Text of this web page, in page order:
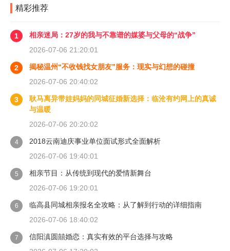
精彩推荐
1
相亲迷局：27岁的我与不靠谱的媒婆与父母的“战争”
2026-07-06 21:20:01
2
揭秘温州“不收钱找女朋友”服务：现实与幻想的碰撞
2026-07-06 20:40:02
3
耿马离异带娃妈妈的同城征婚新选择：临沧有约网上的真诚
与温暖
2026-07-06 20:20:02
4
2018云南迪庆事业单位面试形式全面解析
2026-07-06 19:40:01
5
相亲节目：从传统到现代的爱情新舞台
2026-07-06 19:20:01
6
临高县同城相亲报名全攻略：从了解到行动的详细指南
2026-07-06 18:40:02
7
信阳滇圆囍婚恋：真实有效的平台选择与攻略